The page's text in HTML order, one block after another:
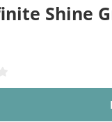
Shine